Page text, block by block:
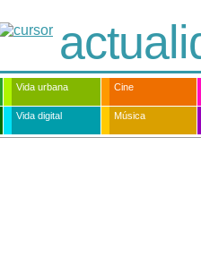
Vida urbana Cine
Vida digital Música